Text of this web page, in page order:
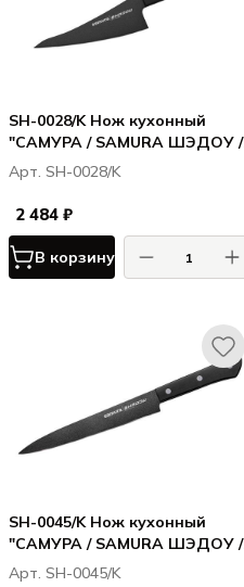
SH-0028/K Нож кухонный
"САМУРА / SAMURA ШЭДОУ /
SHADOW" совр.
универсальный Black-coating
146мм, AUS-8, ABS пластик
Арт. SH-0028/K
2 484 ₽
В корзину
SH-0045/K Нож кухонный
"САМУРА / SAMURA ШЭДОУ /
SHADOW" слайсер с
Арт. SH-0045/K